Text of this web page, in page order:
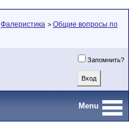
Фалеристика > Общие вопросы по
Запомнить?
Menu